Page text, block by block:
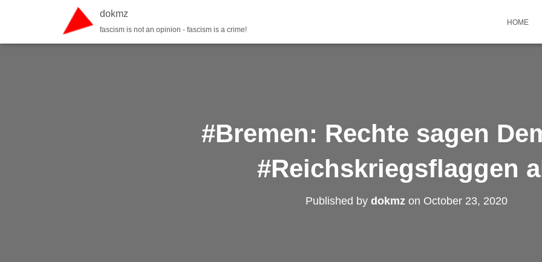
dokmz
fascism is not an opinion - fascism is a crime!
HOME
#Bremen: Rechte sagen
#Reichskriegsflaggen
Published by dokmz on October 23, 2020